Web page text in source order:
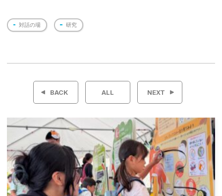
対話の場 研究
投
ビ
ゲ
ー
シ
BACK ALL NEXT